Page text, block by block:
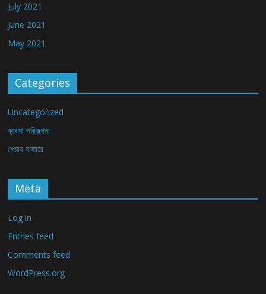
July 2021
June 2021
May 2021
Categories
Uncategorized
ব্যবসা পরিকল্পনা
শেয়ার বাজারে
Meta
Log in
Entries feed
Comments feed
WordPress.org